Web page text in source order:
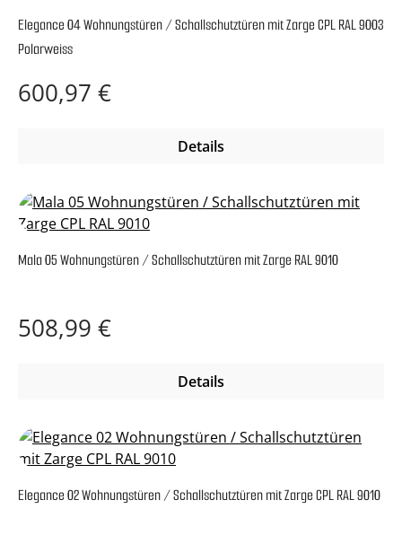
Elegance 04 Wohnungstüren / Schallschutztüren mit Zarge CPL RAL 9003
Polarweiss
Regulärer Preis:
600,97 €
Details
Mala 05 Wohnungstüren / Schallschutztüren mit Zarge RAL 9010
Regulärer Preis:
508,99 €
Details
Elegance 02 Wohnungstüren / Schallschutztüren mit Zarge CPL RAL 9010